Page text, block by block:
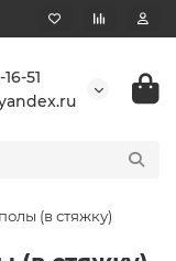
51
(в стяжку)